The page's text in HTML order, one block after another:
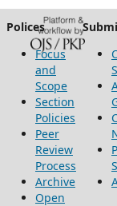
Polices
Focus
and
Scope
Section
Policies
Peer
Review
Process
Archive
Open